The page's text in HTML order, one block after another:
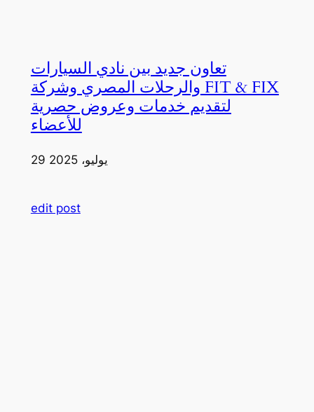
تعاون جديد بين نادي السيارات
والرحلات المصري وشركة FIT & FIX
لتقديم خدمات وعروض حصرية
للأعضاء
29 يوليو، 2025
edit post